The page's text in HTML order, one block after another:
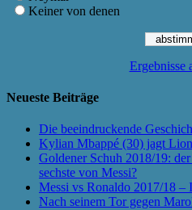
Keiner von denen
Ergebnisse
Neueste Beiträge
Die beeindruckende
Kylian Mbappé (30) jagt
Goldener Schuh 2018/19:
sechste von Messi?
Messi vs Ronaldo 2017/18 –
Nach seinem Tor gegen